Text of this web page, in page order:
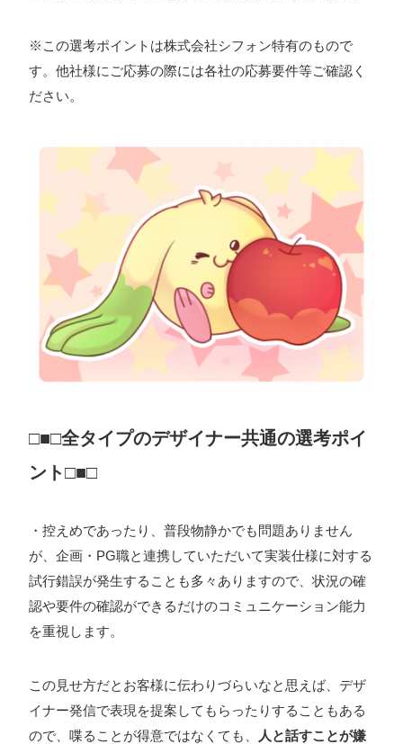
シフォンの創業 #シフォンの想い #シフォンめし
ォン国勢調査 #ソーシャルゲーム・ソシャゲ #チケットレ
ストラン
#事業紹介 #仕事紹介 #休業
#会社説明会 #何もわからん #健康企業宣
#健康優良法人 #入社式 #制作進行・ゲーム
#制作進行・進行管理・ゲームPM #勉強会 #受託
受託事業 #完全に理解した #就活 #就活ちゃんねる #年
#採用 #採用向け #新卒 #新卒採用 #歓迎会
#看板 #研修 #社員紹介 #社長 #社長インタビュー
#第3の賃上げ #自社プロジェクト・
株式会社シフォン
〒101-0047
東京都千代田区内神田2-12-5 内山ビル 3F
GoogleMaps
ソーシャルメディアガイドライン
※この選考ポイントは株式会社シフォン特有のもので
す。他社様にご応募の際には各社の応募要件等ご確認く
ださい。
□■□全タイプのデザイナー共通の選考ポイ
ント□■□
・控えめであったり、普段物静かでも問題ありません
が、企画・PG職と連携していただいて実装仕様に対する
試行錯誤が発生することも多々ありますので、状況の確
認や要件の確認ができるだけのコミュニケーション能力
を重視します。
この見せ方だとお客様に伝わりづらいなと思えば、デザ
イナー発信で表現を提案してもらったりすることもある
ので、喋ることが得意ではなくても、
人と話すことが嫌